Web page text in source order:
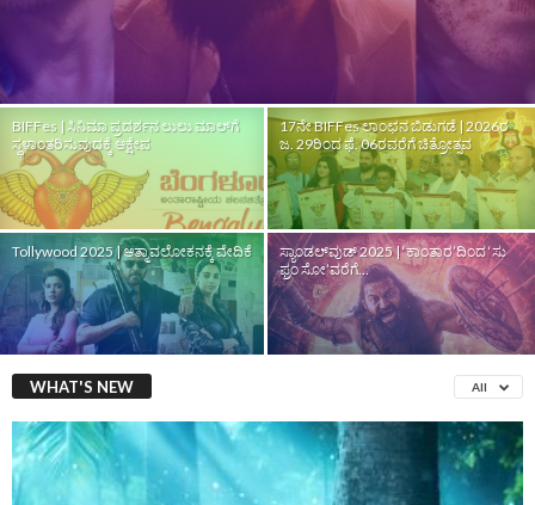
BIFFes | ಸಿನಿಮಾ ಪ್ರದರ್ಶನ ಲುಲು ಮಾಲ್‌ಗೆ
ಸ್ಥಳಾಂತರಿಸುವುದಕ್ಕೆ ಆಕ್ಷೇಪ
17ನೇ BIFFes ಲಾಂಛನ ಬಿಡುಗಡೆ | 2026ರ
ಜ. 29ರಿಂದ ಫೆ. 06ರವರೆಗೆ ಚಿತ್ರೋತ್ಸವ
Tollywood 2025 | ಆತ್ಮಾವಲೋಕನಕ್ಕೆ ವೇದಿಕೆ
ಸ್ಯಾಂಡಲ್‌ವುಡ್‌ 2025 | ‘ಕಾಂತಾರ’ದಿಂದ ‘ಸು
ಫ್ರಂ ಸೋ’ವರೆಗೆ…
WHAT'S NEW All